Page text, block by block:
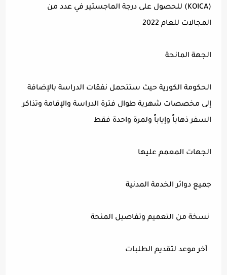
(KOICA) للحصول على درجة الماجستير في عدد من
المجالات للعام 2022
الجهة المانحة
الحكومة الكورية حيث ستتحمل نفقات الدراسة بالإضافة
إلى مخصصات شهرية طوال فترة الدراسة والإقامة وتذاكر
السفر ذهاباً وإياباً ولمرة واحدة فقط
الجهات المعمم عليها
جميع دوائر الخدمة المدنية
نسخة من التعميم وتفاصيل المنحة
آخر موعد لتقديم الطلبات